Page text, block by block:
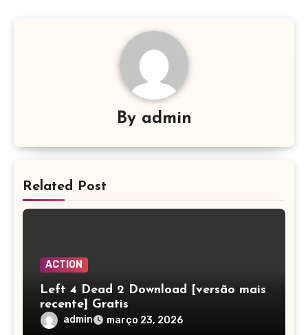
By admin
Related Post
ACTION
Left 4 Dead 2 Download [versão mais
recente] Gratis
admin março 23, 2026